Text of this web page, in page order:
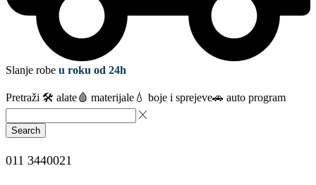
Slanje robe u roku od 24h
Pretraži 🛠️ alate🩸 materijale 💧 boje i sprejeve🚗 auto program
Search
011 3440021